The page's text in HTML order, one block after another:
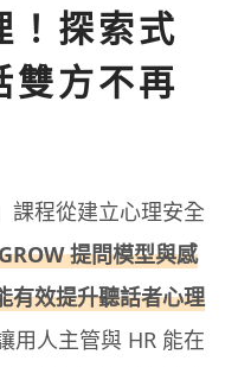
！探索式
雙方不再
課程從建立心理安全
提問模型與感
有效提升聽話者心理
用人主管與 HR 能在